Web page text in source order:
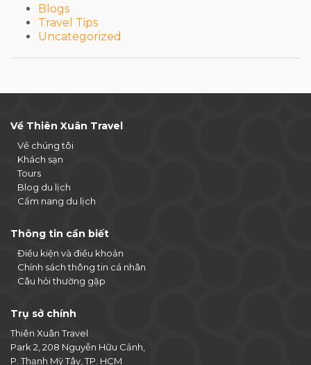
Blogs
Travel Tips
Uncategorized
Về Thiên Xuân Travel
Về chúng tôi
Khách sạn
Tours
Blog du lịch
Cẩm nang du lịch
Thông tin cần biết
Điều kiện và điều khoản
Chính sách thông tin cá nhân
Câu hỏi thường gặp
Trụ sở chính
Thiên Xuân Travel
Park 2, 208 Nguyễn Hữu Cảnh,
P. Thạnh Mỹ Tây, TP. HCM